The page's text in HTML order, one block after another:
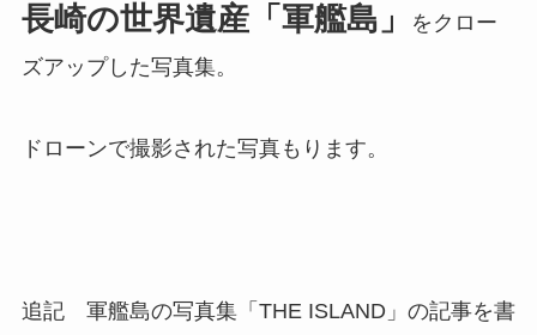
長崎の世界遺産「軍艦島」
をクロー
ズアップした写真集。
ドローンで撮影された写真もります。
追記 軍艦島の写真集「THE ISLAND」の記事を書